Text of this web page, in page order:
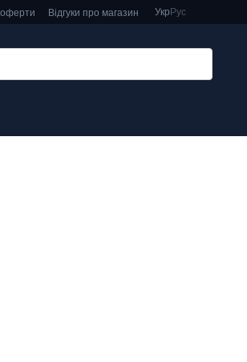
оферти Відгуки про магазин Укр Рус